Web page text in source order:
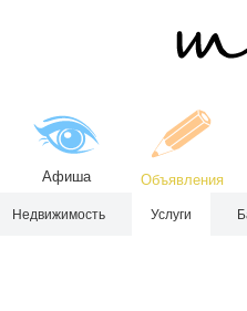
Афиша Объявления
Недвижимость Услуги